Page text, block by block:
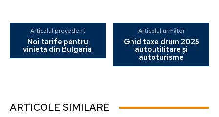
Articolul precedent
Noi tarife pentru
vinieta din Bulgaria
Articolul următor
Ghid taxe drum 2025
autoutilitare și
autoturisme
ARTICOLE SIMILARE